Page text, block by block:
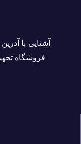
فروشگاه